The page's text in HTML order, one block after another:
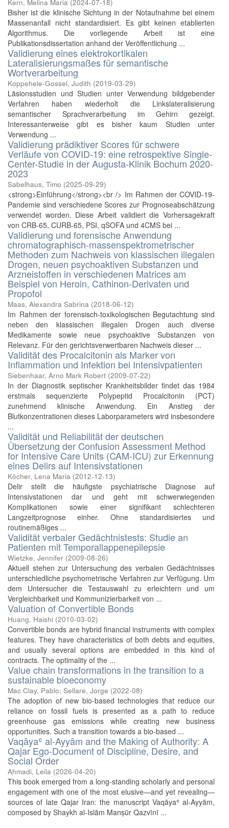
Kern, Melina Maria (2024-07-18)
Bisher ist die klinische Sichtung in der Notaufnahme bei einem
Massenanfall nicht standardisiert. Es gibt keinen etablierten
Algorithmus. Die vorliegende Arbeit ist eine
Publikationsdissertation anhand der Veröffentlichung ...
Validierung eines elektrokortikalen
Lateralisierungsmaßes für semantische
Wortverarbeitung
Koppehele-Gossel, Judith (2019-03-29)
Läsionsstudien und Studien unter Verwendung bildgebender
Verfahren haben wiederholt die Linkslateralisierung
semantischer Sprachverarbeitung im Gehirn gezeigt.
Interessanterweise gibt es bisher kaum Studien unter
Verwendung ...
Validierung prädiktiver Scores für schwere
Verläufe von COVID-19: eine retrospektive Single-
Center-Studie in der Augusta-Klinik Bochum 2020-
2023
Sabelhaus, Timo (2025-09-29)
<strong>Einführung</strong><br /> Im Rahmen der COVID-19-
Pandemie sind verschiedene Scores zur Prognoseabschätzung
verwendet worden. Diese Arbeit validiert die Vorhersagekraft
von CRB-65, CURB-65, PSI, qSOFA und 4CMS bei ...
Validierung und forensische Anwendung
chromatographisch-massenspektrometrischer
Methoden zum Nachweis von klassischen illegalen
Drogen, neuen psychoaktiven Substanzen und
Arzneistoffen in verschiedenen Matrices am
Beispiel von Heroin, Cathinon-Derivaten und
Propofol
Maas, Alexandra Sabrina (2018-06-12)
Im Rahmen der forensisch-toxikologischen Begutachtung sind
neben den klassischen illegalen Drogen auch diverse
Medikamente sowie neue psychoaktive Substanzen von
Relevanz. Für den gerichtsverwertbaren Nachweis dieser ...
Validität des Procalcitonin als Marker von
Inflammation und Infektion bei Intensivpatienten
Siebenhaar, Arno Mark Robert (2009-07-22)
In der Diagnostik septischer Krankheitsbilder findet das 1984
erstmals sequenzierte Polypeptid Procalcitonin (PCT)
zunehmend klinische Anwendung. Ein Anstieg der
Blutkonzentrationen dieses Laborparameters wird insbesondere
...
Validität und Reliabilität der deutschen
Übersetzung der Confusion Assessment Method
for Intensive Care Units (CAM-ICU) zur Erkennung
eines Delirs auf Intensivstationen
Köcher, Lena Maria (2012-12-13)
Delir stellt die häufigste psychiatrische Diagnose auf
Intensivstationen dar und geht mit schwerwiegenden
Komplikationen sowie einer signifikant schlechteren
Langzeitprognose einher. Ohne standardisiertes und
routinemäßiges ...
Validität verbaler Gedächtnistests: Studie an
Patienten mit Temporallappenepilepsie
Wietzke, Jennifer (2009-08-26)
Aktuell stehen zur Untersuchung des verbalen Gedächtnisses
unterschiedliche psychometrische Verfahren zur Verfügung. Um
dem Untersucher die Testauswahl zu erleichtern und um
Vergleichbarkeit und Kommunizierbarkeit von ...
Valuation of Convertible Bonds
Huang, Haishi (2010-03-02)
Convertible bonds are hybrid financial instruments with complex
features. They have characteristics of both debts and equities,
and usually several options are embedded in this kind of
contracts. The optimality of the ...
Value chain transformations in the transition to a
sustainable bioeconomy
Mac Clay, Pablo; Sellare, Jorge (2022-08)
The adoption of new bio-based technologies that reduce our
reliance on fossil fuels is presented as a path to reduce
greenhouse gas emissions while creating new business
opportunities. Such a transition towards a bio-based ...
Vaqāyaʿ al-Ayyām and the Making of Authority: A
Qajar Ego-Document of Discipline, Desire, and
Social Order
Ahmadi, Leila (2026-04-20)
This book emerged from a long-standing scholarly and personal
engagement with one of the most elusive—and yet revealing—
sources of late Qajar Iran: the manuscript Vaqāyaʿ al-Ayyām,
composed by Shaykh al-Islām Manṣūr Qazvīnī ...